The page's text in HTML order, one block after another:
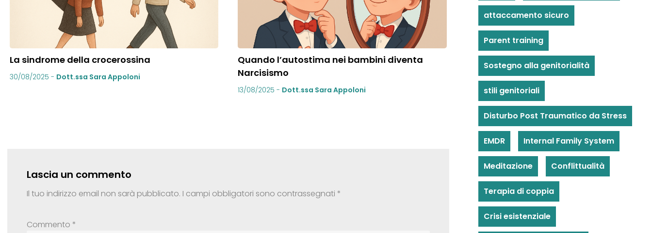
La sindrome della crocerossina
30/08/2025 - Dott.ssa Sara Appoloni
Quando l’autostima nei bambini diventa
Narcisismo
13/08/2025 - Dott.ssa Sara Appoloni
Lascia un commento
Il tuo indirizzo email non sarà pubblicato. I campi obbligatori sono contrassegnati *
Commento *
attaccamento sicuro
Parent training
Sostegno alla genitorialità
stili genitoriali
Disturbo Post Traumatico da Stress
EMDR Internal Family System
Meditazione Conflittualità
Terapia di coppia
Crisi esistenziale